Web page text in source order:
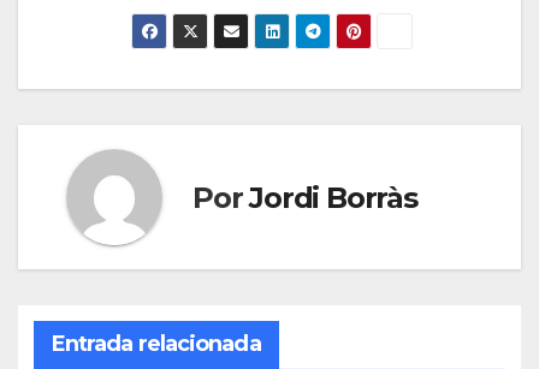
PorJordi Borràs
Entrada relacionada